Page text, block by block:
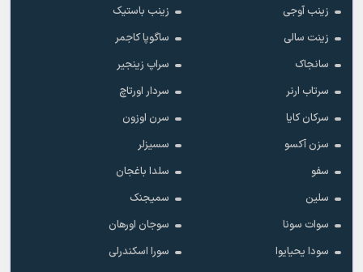
زینب آوجی
زینب باستیک
زینت سالی
ساگوپا کاجمر
سانجاک
سراپ زینجیر
سرتاب ارنر
سردار اورتاچ
سرکان کایا
سرن اوزون
سزن آکسو
سسیزلر
سفو
سلدا باغجان
سلین
سمیجنک
سوات سونا
سوجان اورهان
سودا یحیایوا
سورا اسکندرلی